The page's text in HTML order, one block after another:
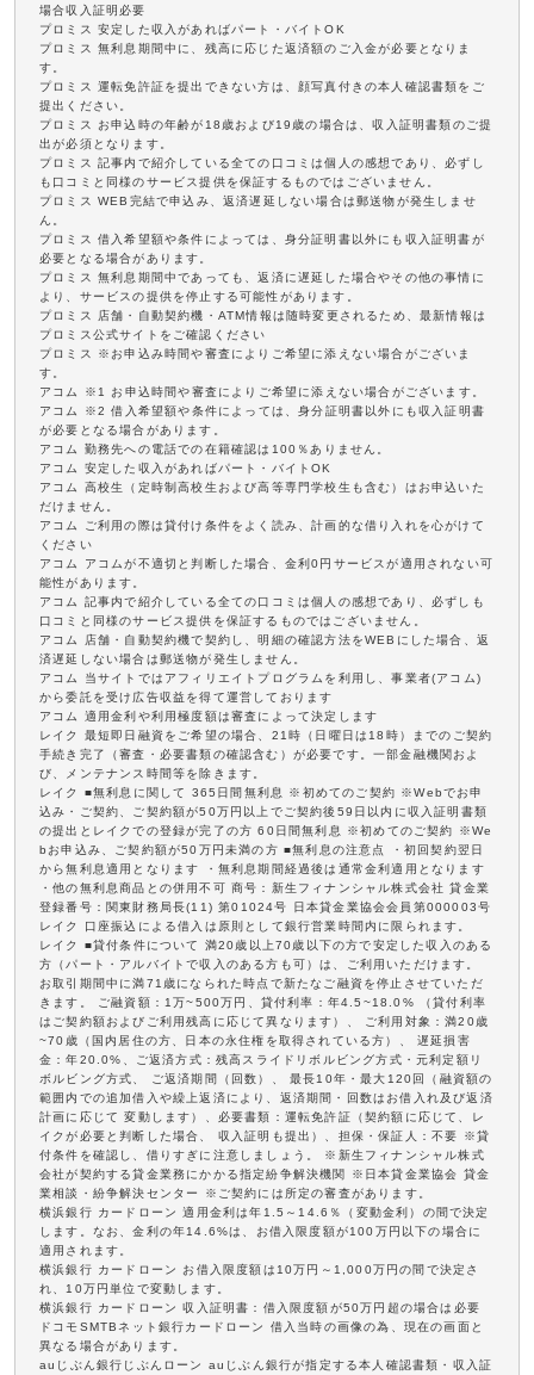
場合収入証明必要
プロミス 安定した収入があればパート・バイトOK
プロミス 無利息期間中に、残高に応じた返済額のご入金が必要となりま
す。
プロミス 運転免許証を提出できない方は、顔写真付きの本人確認書類をご
提出ください。
プロミス お申込時の年齢が18歳および19歳の場合は、収入証明書類のご提
出が必須となります。
プロミス 記事内で紹介している全ての口コミは個人の感想であり、必ずし
も口コミと同様のサービス提供を保証するものではございません。
プロミス WEB完結で申込み、返済遅延しない場合は郵送物が発生しませ
ん。
プロミス 借入希望額や条件によっては、身分証明書以外にも収入証明書が
必要となる場合があります。
プロミス 無利息期間中であっても、返済に遅延した場合やその他の事情に
より、サービスの提供を停止する可能性があります。
プロミス 店舗・自動契約機・ATM情報は随時変更されるため、最新情報は
プロミス公式サイトをご確認ください
プロミス ※お申込み時間や審査によりご希望に添えない場合がございま
す。
アコム ※1 お申込時間や審査によりご希望に添えない場合がございます。
アコム ※2 借入希望額や条件によっては、身分証明書以外にも収入証明書
が必要となる場合があります。
アコム 勤務先への電話での在籍確認は100％ありません。
アコム 安定した収入があればパート・バイトOK
アコム 高校生（定時制高校生および高等専門学校生も含む）はお申込いた
だけません。
アコム ご利用の際は貸付け条件をよく読み、計画的な借り入れを心がけて
ください
アコム アコムが不適切と判断した場合、金利0円サービスが適用されない可
能性があります。
アコム 記事内で紹介している全ての口コミは個人の感想であり、必ずしも
口コミと同様のサービス提供を保証するものではございません。
アコム 店舗・自動契約機で契約し、明細の確認方法をWEBにした場合、返
済遅延しない場合は郵送物が発生しません。
アコム 当サイトではアフィリエイトプログラムを利用し、事業者(アコム)
から委託を受け広告収益を得て運営しております
アコム 適用金利や利用極度額は審査によって決定します
レイク 最短即日融資をご希望の場合、21時（日曜日は18時）までのご契約
手続き完了（審査・必要書類の確認含む）が必要です。一部金融機関およ
び、メンテナンス時間等を除きます。
レイク ■無利息に関して 365日間無利息 ※初めてのご契約 ※Webでお申
込み・ご契約、ご契約額が50万円以上でご契約後59日以内に収入証明書類
の提出とレイクでの登録が完了の方 60日間無利息 ※初めてのご契約 ※We
bお申込み、ご契約額が50万円未満の方 ■無利息の注意点 ・初回契約翌日
から無利息適用となります ・無利息期間経過後は通常金利適用となります
・他の無利息商品との併用不可 商号：新生フィナンシャル株式会社 貸金業
登録番号：関東財務局長(11) 第01024号 日本貸金業協会会員第000003号
レイク 口座振込による借入は原則として銀行営業時間内に限られます。
レイク ■貸付条件について 満20歳以上70歳以下の方で安定した収入のある
方（パート・アルバイトで収入のある方も可）は、ご利用いただけます。
お取引期間中に満71歳になられた時点で新たなご融資を停止させていただ
きます。 ご融資額：1万~500万円、貸付利率：年4.5~18.0% （貸付利率
はご契約額およびご利用残高に応じて異なります）、 ご利用対象：満20歳
~70歳（国内居住の方、日本の永住権を取得されている方）、 遅延損害
金：年20.0%、ご返済方式：残高スライドリボルビング方式・元利定額リ
ボルビング方式、 ご返済期間（回数）、 最長10年・最大120回（融資額の
範囲内での追加借入や繰上返済により、返済期間・回数はお借入れ及び返済
計画に応じて 変動します）、必要書類：運転免許証（契約額に応じて、レ
イクが必要と判断した場合、 収入証明も提出）、担保・保証人：不要 ※貸
付条件を確認し、借りすぎに注意しましょう。 ※新生フィナンシャル株式
会社が契約する貸金業務にかかる指定紛争解決機関 ※日本貸金業協会 貸金
業相談・紛争解決センター ※ご契約には所定の審査があります。
横浜銀行 カードローン 適用金利は年1.5～14.6％（変動金利）の間で決定
します。なお、金利の年14.6%は、お借入限度額が100万円以下の場合に
適用されます。
横浜銀行 カードローン お借入限度額は10万円～1,000万円の間で決定さ
れ、10万円単位で変動します。
横浜銀行 カードローン 収入証明書：借入限度額が50万円超の場合は必要
ドコモSMTBネット銀行カードローン 借入当時の画像の為、現在の画面と
異なる場合があります。
auじぶん銀行じぶんローン auじぶん銀行が指定する本人確認書類・収入証